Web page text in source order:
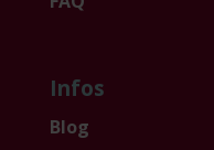
Infos
Blog